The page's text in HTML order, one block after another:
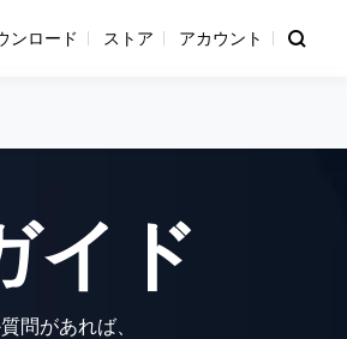
ンロード ストア アカウント
イド
問があれば、